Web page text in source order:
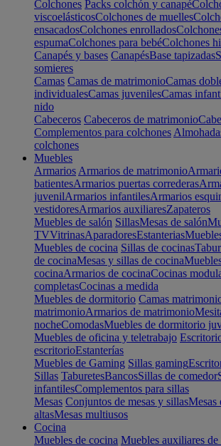
Colchones Packs colchón y canapé
viscoelásticosColchones de muelles
ensacadosColchones enrollados
espumaColchones para bebéColchones
Canapés y bases CanapésBase tapizadas
somieres
Camas Camas de matrimonioCamas
individualesCamas juvenilesCamas
nido
Cabeceros Cabeceros de matrimonio
Complementos para colchones
colchones
Muebles
Armarios Armarios de matrimonio
batientesArmarios puertas correderas
juvenilArmarios infantilesArmarios
vestidoresArmarios auxiliaresZapateros
Muebles de salón SillasMesas de salón
TVVitrinasAparadoresEstanterias
Muebles de cocina Sillas de cocinas
de cocinaMesas y sillas de cocina
cocinaArmarios de cocinaCocinas
completasCocinas a medida
Muebles de dormitorio Camas
matrimonioArmarios de matrimonio
nocheComodasMuebles de dormitorio
Muebles de oficina y teletrabajo
escritorioEstanterías
Muebles de Gaming Sillas gaming
Sillas TaburetesBancosSillas de comedor
infantilesComplementos para sillas
Mesas Conjuntos de mesas y sillasMesas
altasMesas multiusos
Cocina
Muebles de cocina Muebles auxiliares de